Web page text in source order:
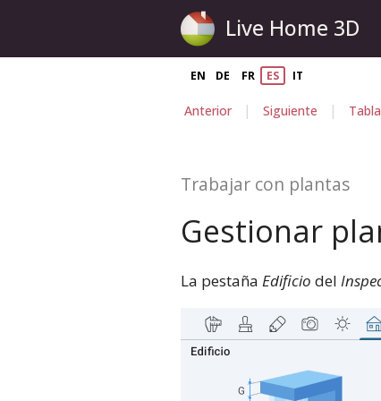
Live Home 3D
EN DE FR ES IT
Anterior | Siguiente |
Trabajar con plantas
Gestionar
La pestaña Edificio del